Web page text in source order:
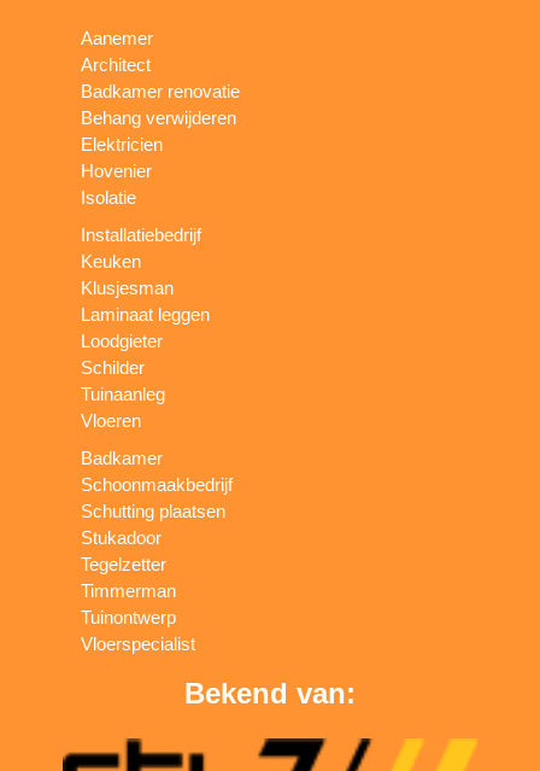
Aanemer
Architect
Badkamer renovatie
Behang verwijderen
Elektricien
Hovenier
Isolatie
Installatiebedrijf
Keuken
Klusjesman
Laminaat leggen
Loodgieter
Schilder
Tuinaanleg
Vloeren
Badkamer
Schoonmaakbedrijf
Schutting plaatsen
Stukadoor
Tegelzetter
Timmerman
Tuinontwerp
Vloerspecialist
Bekend van: